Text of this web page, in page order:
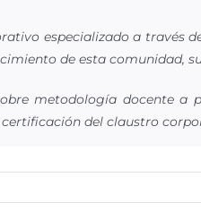
especializado a través
de esta comunidad,
metodología docente a
del claustro